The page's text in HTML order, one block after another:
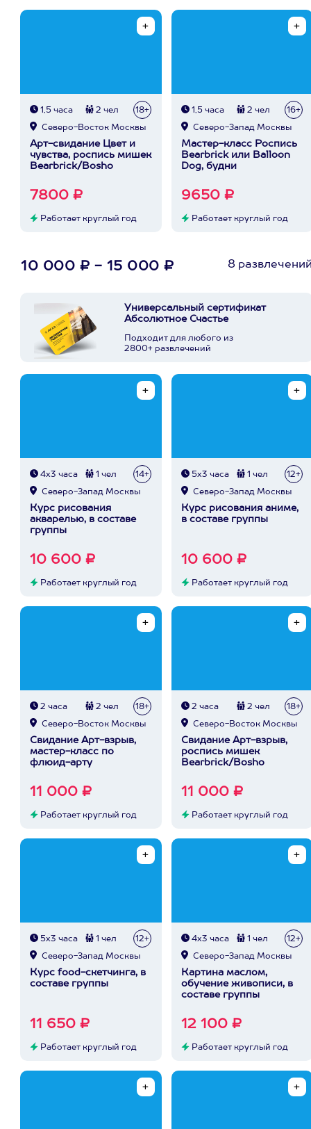
1,5 часа 2 чел 18+
Северо-Восток Москвы
Арт-свидание Цвет и
чувства, роспись мишек
Bearbrick/Bosho
7800 ₽
Работает круглый год
1,5 часа 2 чел 16+
Северо-Запад Москвы
Мастер-класс Роспись
Bearbrick или Balloon
Dog, будни
9650 ₽
Работает круглый год
10 000 ₽ - 15 000 ₽ 8
Универсальный сертификат
Абсолютное Счастье
Подходит для любого из
2800+ развлечений
4х3 часа 1 чел 14+
Северо-Запад Москвы
Курс рисования
акварелью, в составе
группы
10 600 ₽
Работает круглый год
5х3 часа 1 чел 12+
Северо-Запад Москвы
Курс рисования аниме,
в составе группы
10 600 ₽
Работает круглый год
2 часа 2 чел 18+
Северо-Восток Москвы
Свидание Арт-взрыв,
мастер-класс по
флюид-арту
11 000 ₽
Работает круглый год
2 часа 2 чел 18+
Северо-Восток Москвы
Свидание Арт-взрыв,
роспись мишек
Bearbrick/Bosho
11 000 ₽
Работает круглый год
5х3 часа 1 чел 12+
Северо-Запад Москвы
Курс food-скетчинга, в
составе группы
11 650 ₽
Работает круглый год
4х3 часа 1 чел 12+
Северо-Запад Москвы
Картина маслом,
обучение живописи, в
составе группы
12 100 ₽
Работает круглый год